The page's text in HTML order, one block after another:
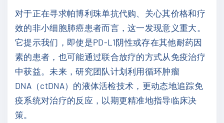
对于正在寻求帕博利珠单抗代购、关心其价格和疗
效的非小细胞肺癌患者而言，这一发现意义重大。
它提示我们，即使是PD-L1阴性或存在其他耐药因
素的患者，也可能通过联合放疗的方式从免疫治疗
中获益。未来，研究团队计划利用循环肿瘤
DNA（ctDNA）的液体活检技术，更动态地追踪免
疫系统对治疗的反应，以期更精准地指导临床决
策。